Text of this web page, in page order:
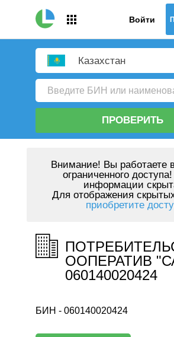
Войти
Казахстан
ПРОВЕРИТЬ
Внимание! Вы работаете
ограниченного
информации
Для отображения
приобретите
ООПЕРАТИВ
060140020424
БИН - 060140020424